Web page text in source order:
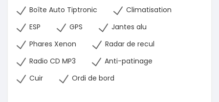
Boîte Auto Tiptronic
Climatisation
ESP
GPS
Jantes alu
Phares Xenon
Radar de recul
Radio CD MP3
Anti-patinage
Cuir
Ordi de bord